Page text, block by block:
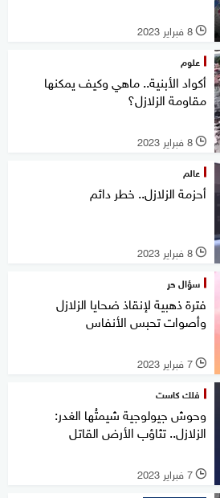
l 8 فبراير 2023
علوم
أكواد الأبنية.. ماهي وكيف يمكنها
مقاومة الزلازل؟
l 8 فبراير 2023
عالم
أحزمة الزلازل.. خطر دائم
l 8 فبراير 2023
سؤال حر
فترة ذهبية لإنقاذ ضحايا الزلازل
وأصوات تحبس الأنفاس
l 7 فبراير 2023
فلك كاست
وحوش جيولوجية شيمتُها الغدر:
الزلازل.. تثاؤب الأرض القاتل
l 7 فبراير 2023